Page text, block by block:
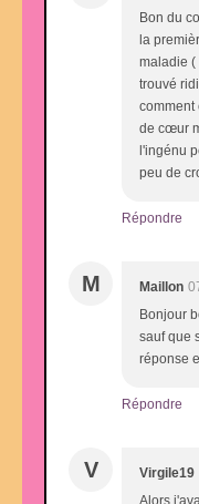
Bon du
la
maladie (
trouvé
comment
de cœur
l'ingénu
peu de
Répondre
M Maillon
Bonjour
sauf que
réponse
Répondre
V Virgile19
Alors